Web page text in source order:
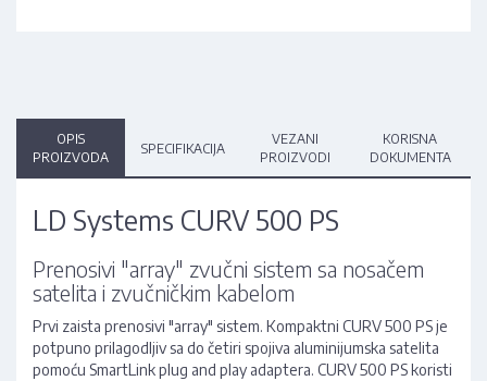
OPIS
PROIZVODA
SPECIFIKACIJA
VEZANI
PROIZVODI
KORISNA
DOKUMENTA
LD Systems CURV 500 PS
Prenosivi "array" zvučni sistem sa nosačem
satelita i zvučničkim kabelom
Prvi zaista prenosivi "array" sistem. Kompaktni CURV 500 PS je
potpuno prilagodljiv sa do četiri spojiva aluminijumska satelita
pomoću SmartLink plug and play adaptera. CURV 500 PS koristi